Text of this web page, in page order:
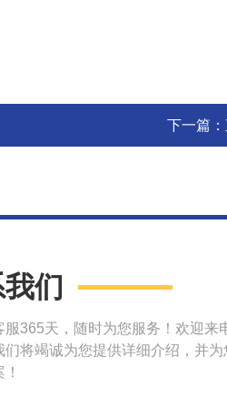
下一篇：
们
服365天，随时为您服务！欢迎来
们将竭诚为您提供详细介绍，并